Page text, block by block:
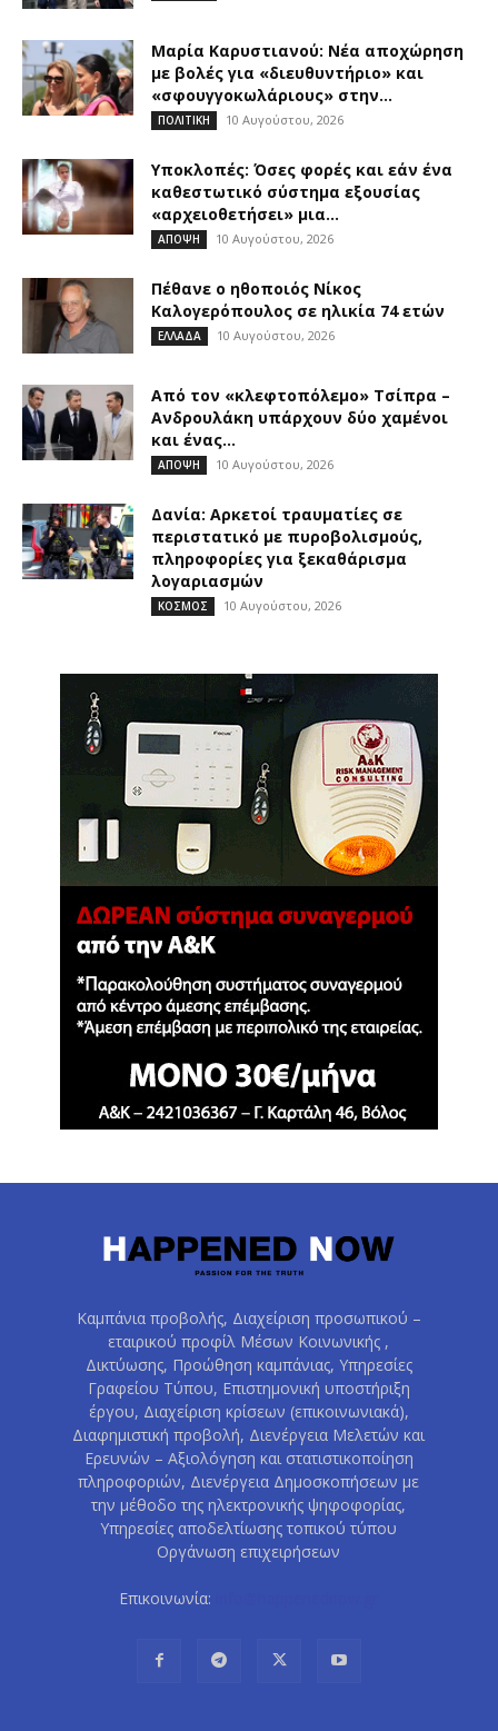
Μαρία Καρυστιανού: Νέα αποχώρηση
με βολές για «διευθυντήριο» και
«σφουγγοκωλάριους» στην...
ΠΟΛΙΤΙΚΗ 10 Αυγούστου, 2026
Υποκλοπές: Όσες φορές και εάν ένα
καθεστωτικό σύστημα εξουσίας
«αρχειοθετήσει» μια...
ΑΠΟΨΗ 10 Αυγούστου, 2026
Πέθανε ο ηθοποιός Νίκος
Καλογερόπουλος σε ηλικία 74 ετών
ΕΛΛΑΔΑ 10 Αυγούστου, 2026
Από τον «κλεφτοπόλεμο» Τσίπρα –
Ανδρουλάκη υπάρχουν δύο χαμένοι
και ένας...
ΑΠΟΨΗ 10 Αυγούστου, 2026
Δανία: Αρκετοί τραυματίες σε
περιστατικό με πυροβολισμούς,
πληροφορίες για ξεκαθάρισμα
λογαριασμών
ΚΟΣΜΟΣ 10 Αυγούστου, 2026
Καμπάνια προβολής, Διαχείριση προσωπικού –
εταιρικού προφίλ Μέσων Κοινωνικής ,
Δικτύωσης, Προώθηση καμπάνιας, Υπηρεσίες
Γραφείου Τύπου, Επιστημονική υποστήριξη
έργου, Διαχείριση κρίσεων (επικοινωνιακά),
Διαφημιστική προβολή, Διενέργεια Μελετών και
Ερευνών – Αξιολόγηση και στατιστικοποίηση
πληροφοριών, Διενέργεια Δημοσκοπήσεων με
την μέθοδο της ηλεκτρονικής ψηφοφορίας,
Υπηρεσίες αποδελτίωσης τοπικού τύπου
Οργάνωση επιχειρήσεων
Επικοινωνία: